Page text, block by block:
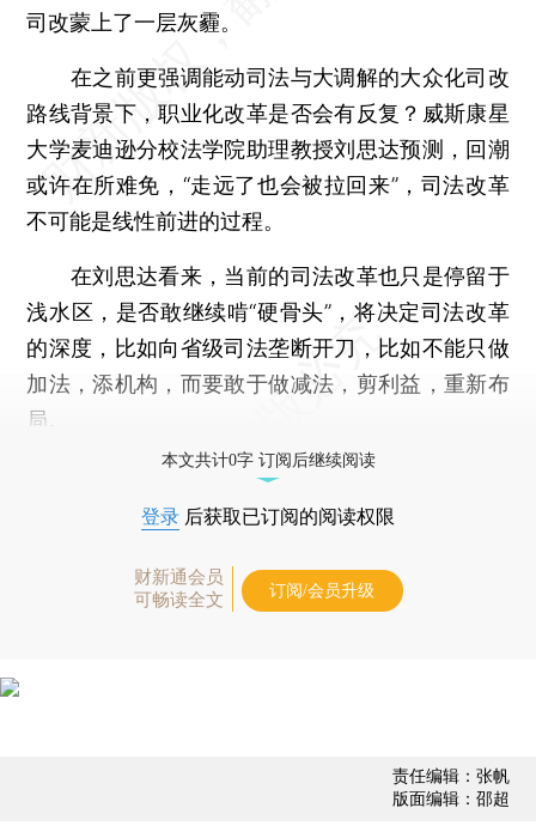
司改蒙上了一层灰霾。
在之前更强调能动司法与大调解的大众化司改
路线背景下，职业化改革是否会有反复？威斯康星
大学麦迪逊分校法学院助理教授刘思达预测，回潮
或许在所难免，“走远了也会被拉回来”，司法改革
不可能是线性前进的过程。
在刘思达看来，当前的司法改革也只是停留于
浅水区，是否敢继续啃“硬骨头”，将决定司法改革
的深度，比如向省级司法垄断开刀，比如不能只做
加法，添机构，而要敢于做减法，剪利益，重新布
局。
本文共计0字 订阅后继续阅读
登录 后获取已订阅的阅读权限
财新通会员
可畅读全文
订阅/会员升级
责任编辑：张帆
版面编辑：邵超